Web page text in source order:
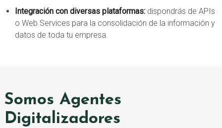
Integración con diversas plataformas: dispondrás de APIs
o Web Services para la consolidación de la información y
datos de toda tu empresa.
Somos Agentes
Digitalizadores